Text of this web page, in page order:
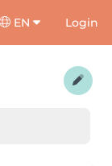
EN Login